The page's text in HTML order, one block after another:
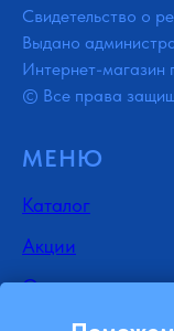
Свидетельство о
Выдано
Интернет-магазин
© Все права
МЕНЮ
Каталог
Акции
Отзывы